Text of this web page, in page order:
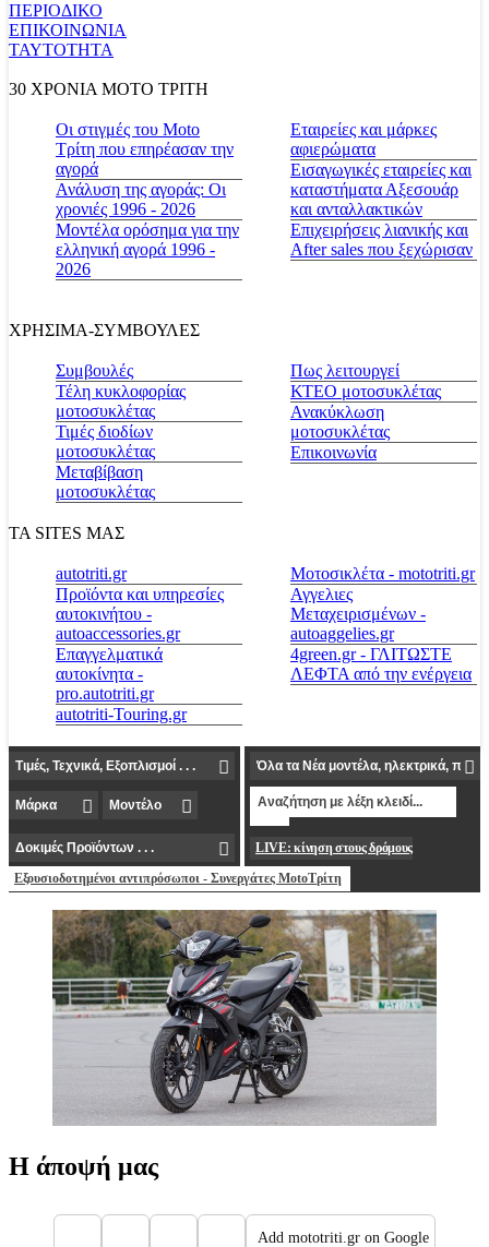
ΠΕΡΙΟΔΙΚΟ
ΕΠΙΚΟΙΝΩΝΙΑ
ΤΑΥΤΟΤΗΤΑ
30 ΧΡΟΝΙΑ MOTO ΤΡΙΤΗ
Οι στιγμές του Moto
Τρίτη που επηρέασαν την
αγορά
Ανάλυση της αγοράς: Οι
χρονιές 1996 - 2026
Μοντέλα ορόσημα για την
ελληνική αγορά 1996 -
2026
Εταιρείες και μάρκες
αφιερώματα
Εισαγωγικές εταιρείες και
καταστήματα Αξεσουάρ
και ανταλλακτικών
Επιχειρήσεις λιανικής και
After sales που ξεχώρισαν
ΧΡΗΣΙΜΑ-ΣΥΜΒΟΥΛΕΣ
Συμβουλές
Τέλη κυκλοφορίας
μοτοσυκλέτας
Τιμές διοδίων
μοτοσυκλέτας
Μεταβίβαση
μοτοσυκλέτας
Πως λειτουργεί
ΚΤΕΟ μοτοσυκλέτας
Ανακύκλωση
μοτοσυκλέτας
Επικοινωνία
ΤΑ SITES ΜΑΣ
autotriti.gr
Προϊόντα και υπηρεσίες
αυτοκινήτου -
autoaccessories.gr
Επαγγελματικά
αυτοκίνητα -
pro.autotriti.gr
autotriti-Touring.gr
Μοτοσικλέτα - mototriti.gr
Αγγελιες
Μεταχειρισμένων -
autoaggelies.gr
4green.gr - ΓΛΙΤΩΣΤΕ
ΛΕΦΤΑ από την ενέργεια
LIVE: κίνηση στους δρόμους
Εξουσιοδοτημένοι αντιπρόσωποι - Συνεργάτες MotoΤρίτη
Η άποψή μας
Add mototriti.gr on Google